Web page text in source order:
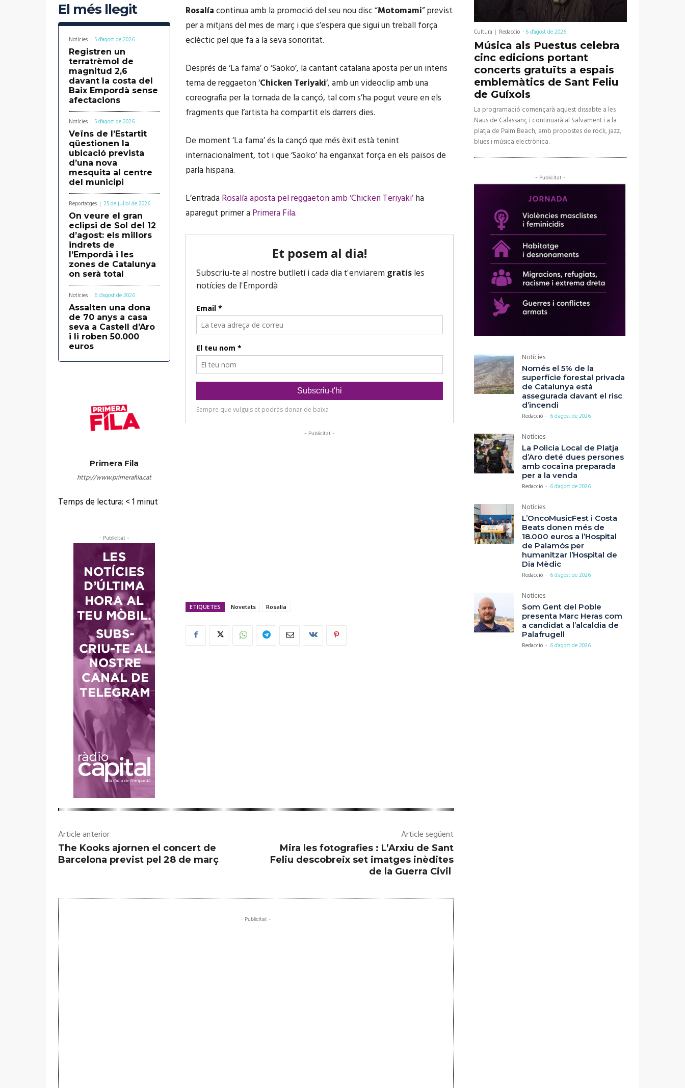
El més llegit
Notícies 5 d'agost de 2026
Registren un
terratrèmol de
magnitud 2,6
davant la costa del
Baix Empordà sense
afectacions
Notícies 5 d'agost de 2026
Veïns de l’Estartit
qüestionen la
ubicació prevista
d’una nova
mesquita al centre
del municipi
Reportatges 25 de juliol de 2026
On veure el gran
eclipsi de Sol del 12
d’agost: els millors
indrets de
l’Empordà i les
zones de Catalunya
on serà total
Notícies 6 d'agost de 2026
Assalten una dona
de 70 anys a casa
seva a Castell d’Aro
i li roben 50.000
euros
Primera Fila
http://www.primerafila.cat
Temps de lectura: < 1minut
- Publicitat -
Rosalíacontinua amb la promoció del seu nou disc “Motomami” previst
per a mitjans del mes de març i que s’espera que sigui un treball força
eclèctic pel que fa a la seva sonoritat.
Després de ‘La fama’ o ‘Saoko’, la cantant catalana aposta per un intens
tema de reggaeton ‘Chicken Teriyaki‘, amb un videoclip amb una
coreografia per la tornada de la cançó, tal com s’ha pogut veure en els
fragments que l’artista ha compartit els darrers dies.
De moment ‘La fama’ és la cançó que més èxit està tenint
internacionalment, tot i que ‘Saoko’ ha enganxat força en els països de
parla hispana.
L’entrada Rosalía aposta pel reggaeton amb ‘Chicken Teriyaki’ha
aparegut primer a Primera Fila.
- Publicitat -
ETIQUETES Novetats Rosalía
Article anterior
The Kooks ajornen el concert de
Barcelona previst pel 28 de març
Article següent
Mira les fotografies : L’Arxiu de Sant
Feliu descobreix set imatges inèdites
de la Guerra Civil
- Publicitat -
Cultura Redacció -6 d'agost de 2026
Música als Puestus celebra
cinc edicions portant
concerts gratuïts a espais
emblemàtics de Sant Feliu
de Guíxols
La programació començarà aquest dissabte a les
Naus de Calassanç i continuarà al Salvament i a la
platja de Palm Beach, amb propostes de rock, jazz,
blues i música electrònica.
- Publicitat -
Notícies
Només el 5% de la
superfície forestal privada
de Catalunya està
assegurada davant el risc
d’incendi
Redacció - 6 d'agost de 2026
Notícies
La Policia Local de Platja
d’Aro deté dues persones
amb cocaïna preparada
per a la venda
Redacció - 6 d'agost de 2026
Notícies
L’OncoMusicFest i Costa
Beats donen més de
18.000 euros a l’Hospital
de Palamós per
humanitzar l’Hospital de
Dia Mèdic
Redacció - 6 d'agost de 2026
Notícies
Som Gent del Poble
presenta Marc Heras com
a candidat a l’alcaldia de
Palafrugell
Redacció - 6 d'agost de 2026